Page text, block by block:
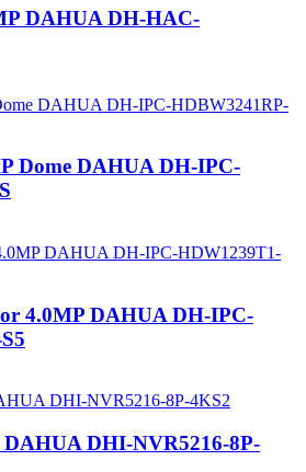
DAHUA DH-HAC-
Dome DAHUA DH-IPC-
4.0MP DAHUA DH-IPC-
DHI-NVR5216-8P-